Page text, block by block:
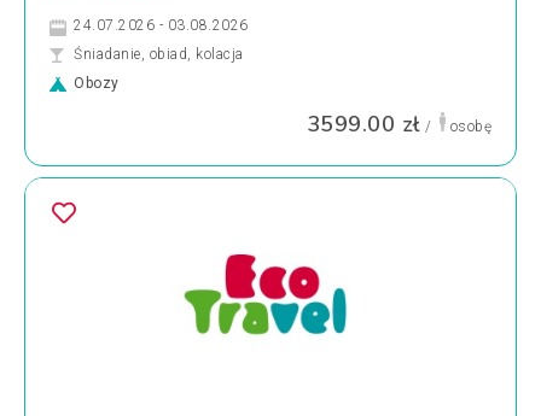
24.07.2026 - 03.08.2026
Śniadanie, obiad, kolacja
Obozy
3599.00 zł / osobę